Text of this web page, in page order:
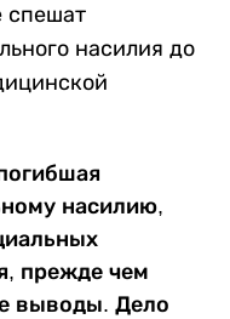
спешат
насилия до
насилию,
прежде чем
выводы. Дело